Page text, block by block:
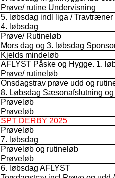
Prøve/ rutine Undervisning
5. løbsdag indl liga / Travtræner
4. løbsdag
Prøve/ Rutineløb
Mors dag og 3. løbsdag
Kjelds mindeløb
AFLYST Påske og Hygge. 1.
Prøve/ rutineløb
Onsdagstrav prøve udd og
8. Løbsdag Sæsonafslutning
Prøveløb
Prøveløb
SPT DERBY 2025
Prøveløb
7. løbsdag
Prøveløb og rutineløb
Prøveløb
6. løbsdag AFLYST